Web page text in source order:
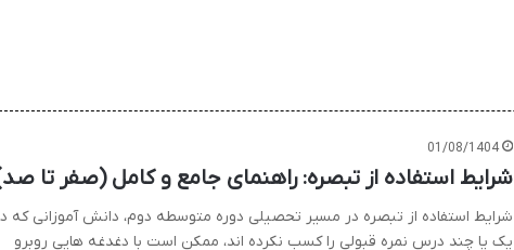
01/08/1404
شرایط استفاده از تبصره: راهنمای جامع و کامل (صفر تا
شرایط استفاده از تبصره در مسیر تحصیلی دوره متوسطه دوم، دانش آموزانی که
یک یا چند درس نمره قبولی را کسب نکرده اند، ممکن است با دغدغه هایی روبرو